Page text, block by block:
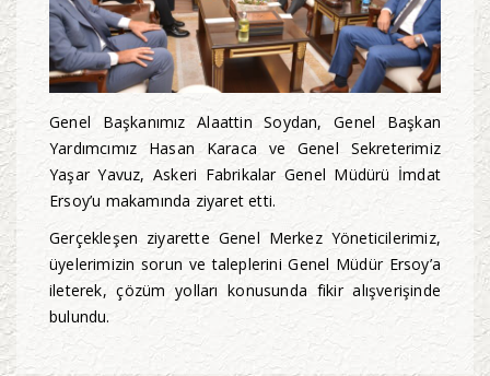
Genel Başkanımız Alaattin Soydan, Genel Başkan
Yardımcımız Hasan Karaca ve Genel Sekreterimiz
Yaşar Yavuz, Askeri Fabrikalar Genel Müdürü İmdat
Ersoy’u makamında ziyaret etti.
Gerçekleşen ziyarette Genel Merkez Yöneticilerimiz,
üyelerimizin sorun ve taleplerini Genel Müdür Ersoy’a
ileterek, çözüm yolları konusunda fikir alışverişinde
bulundu.